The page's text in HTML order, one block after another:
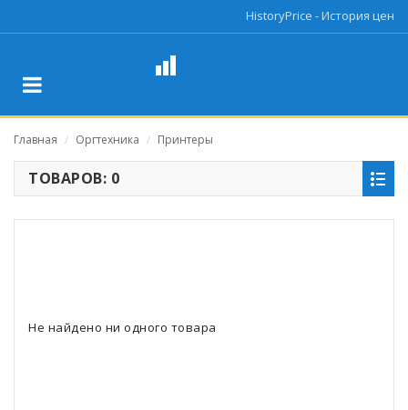
HistoryPrice - История цен
Главная / Оргтехника / Принтеры
ТОВАРОВ: 0
Не найдено ни одного товара